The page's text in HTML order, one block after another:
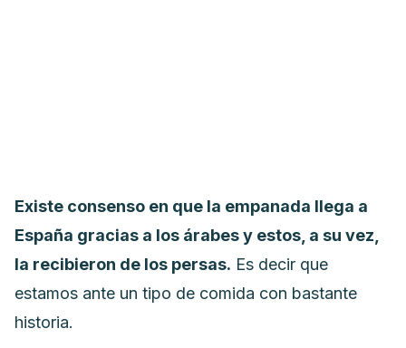
Existe consenso en que la empanada llega a
España gracias a los árabes y estos, a su vez,
la recibieron de los persas. Es decir que
estamos ante un tipo de comida con bastante
historia.